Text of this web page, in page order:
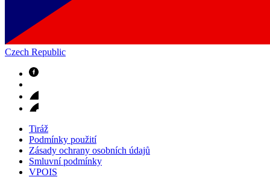
Czech Republic
Tiráž
Podmínky použití
Zásady ochrany osobních údajů
Smluvní podmínky
VPOIS